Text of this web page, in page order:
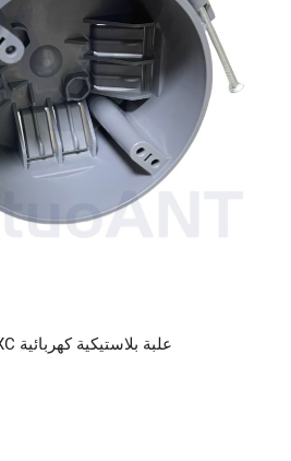
علبة بلاستيكية كهربائية ANTSN20XC